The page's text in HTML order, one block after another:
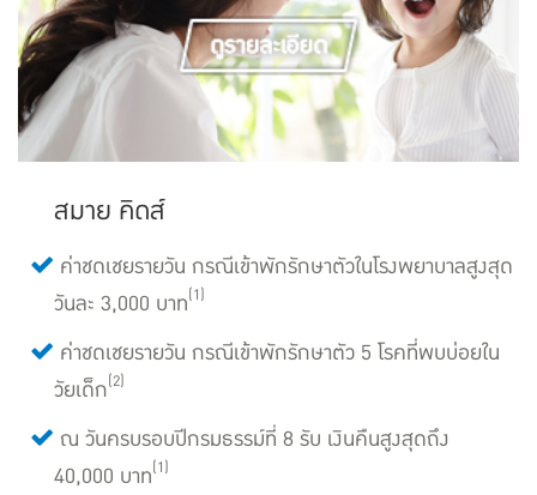
สมาย คิดส์
ค่าชดเชยรายวัน กรณีเข้าพักรักษาตัวในโรงพยาบาลสูงสุด
วันละ 3,000 บาท(1)
ค่าชดเชยรายวัน กรณีเข้าพักรักษาตัว 5 โรคที่พบบ่อยใน
วัยเด็ก(2)
ณ วันครบรอบปีกรมธรรม์ที่ 8 รับ เงินคืนสูงสุดถึง
40,000 บาท(1)